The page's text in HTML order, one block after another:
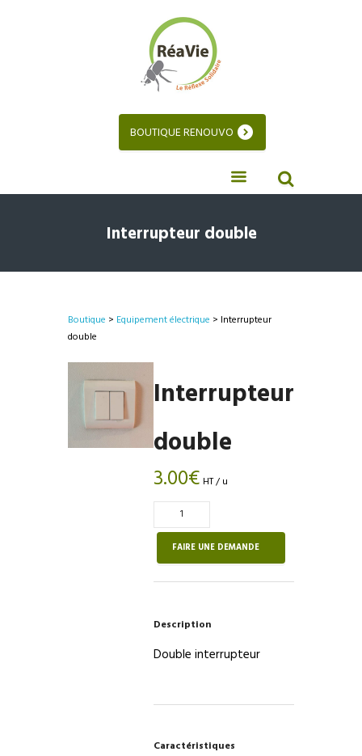
BOUTIQUE RENOUVO
Interrupteur double
Boutique > Equipement électrique > Interrupteur
double
Interrupteur
double
3.00€ HT / u
Quantité
de
Interrupteur
double
FAIRE UNE DEMANDE
Description
Double interrupteur
Caractéristiques